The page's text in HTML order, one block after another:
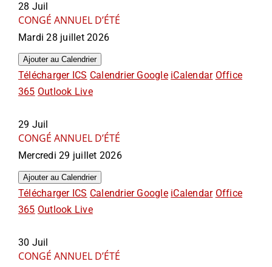
28 Juil
CONGÉ ANNUEL D’ÉTÉ
Mardi 28 juillet 2026
Ajouter au Calendrier
Télécharger ICS Calendrier Google iCalendar Office
365 Outlook Live
29 Juil
CONGÉ ANNUEL D’ÉTÉ
Mercredi 29 juillet 2026
Ajouter au Calendrier
Télécharger ICS Calendrier Google iCalendar Office
365 Outlook Live
30 Juil
CONGÉ ANNUEL D’ÉTÉ